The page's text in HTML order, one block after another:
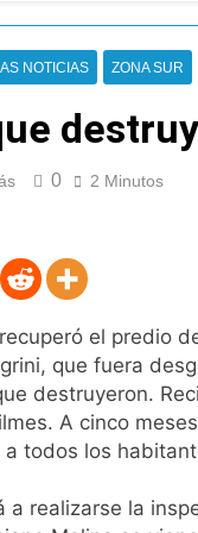
6 Horas Atrás
La noche del Afro
La Diócesis de
Figuras de la
de los 450 puntos
1 Día Atrás
1 Día Atrás
Día Internacional
1 Día Atrás
El frío polar se
Día de San
1 Día Atrás
NOTICIAS ZONA SUR
0 2 Minutos
el predio
que fuera
destruyeron.
A cinco
todos los
a realizarse la